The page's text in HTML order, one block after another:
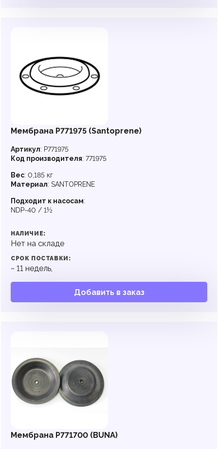
Мембрана P771975 (Santoprene)
Артикул: P771975
Код производителя: 771975
Вес: 0,185 кг
Материал: SANTOPRENE
Подходит к насосам:
NDP-40 / 1½
НАЛИЧИЕ:
Нет на складе
СРОК ПОСТАВКИ:
~ 11 недель,
Добавить в заказ
Мембрана P771700 (BUNA)